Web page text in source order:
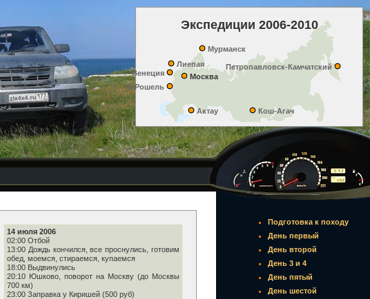
Экспедиции 2006-2010
Москва
Мурманск
Кош-Агач
Актау
Лиепая Петропавловск-Камчатский
Венеция
ЛяРошель
14 июля 2006
02:00 Отбой
13:00 Дождь кончился, все проснулись, готовим
обед, моемся, стираемся, купаемся
18:00 Выдвинулись
20:10 Юшково, поворот на Москву (до Москвы
700 км)
23:00 Заправка у Киришей (500 руб)
Подготовка к походу
День первый
День второй
День 3 и 4
День пятый
День шестой